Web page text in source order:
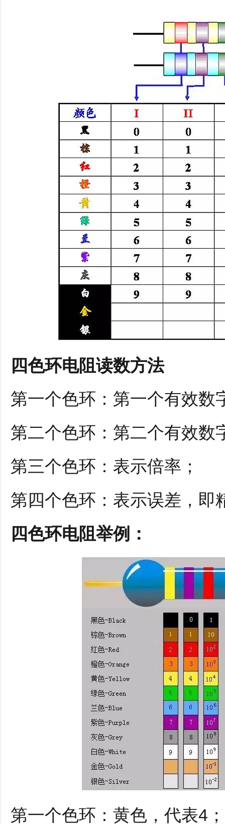
四色环电阻读数方法
第一个色环：第一个有效数
第二个色环：第二个有效数
第三个色环：表示倍率；
第四个色环：表示误差，即
四色环电阻举例：
第一个色环：黄色，代表4；